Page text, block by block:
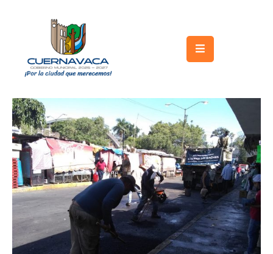
Gobierno
Turismo
Trámites
y
Servicios
Licitaciones
Transparencia
Directorio